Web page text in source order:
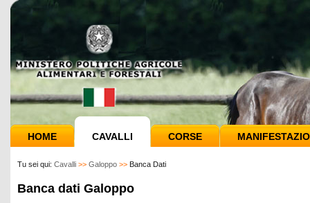
HOME CAVALLI CORSE
Tu sei qui: Cavalli >> Galoppo >> Banca Dati
Banca dati Galoppo